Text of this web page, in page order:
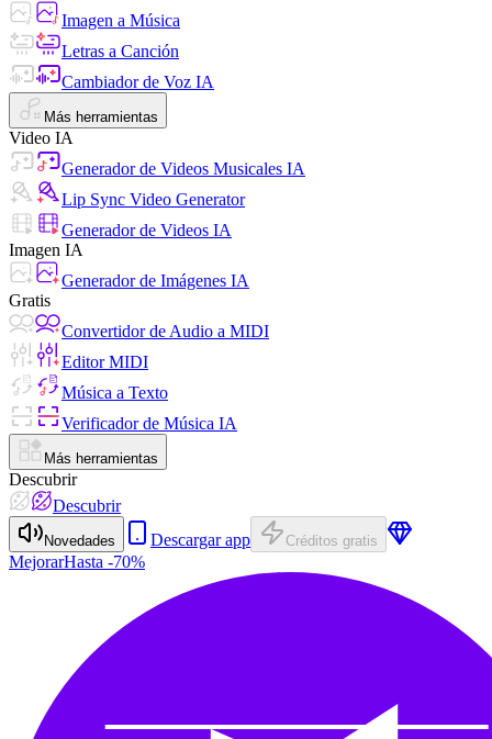
Imagen a Música
Letras a Canción
Cambiador de Voz IA
Más herramientas
Video IA
Generador de Videos Musicales IA
Lip Sync Video Generator
Generador de Videos IA
Imagen IA
Generador de Imágenes IA
Gratis
Convertidor de Audio a MIDI
Editor MIDI
Música a Texto
Verificador de Música IA
Más herramientas
Descubrir
Descubrir
Novedades Descargar app Créditos gratis
MejorarHasta -70%